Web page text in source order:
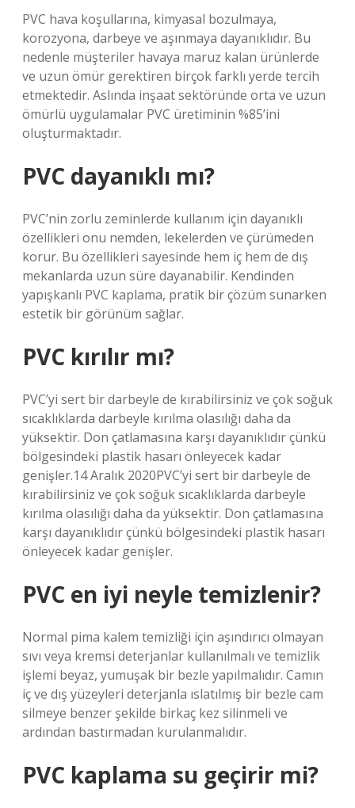
PVC hava koşullarına, kimyasal bozulmaya,
korozyona, darbeye ve aşınmaya dayanıklıdır. Bu
nedenle müşteriler havaya maruz kalan ürünlerde
ve uzun ömür gerektiren birçok farklı yerde tercih
etmektedir. Aslında inşaat sektöründe orta ve uzun
ömürlü uygulamalar PVC üretiminin %85’ini
oluşturmaktadır.
PVC dayanıklı mı?
PVC’nin zorlu zeminlerde kullanım için dayanıklı
özellikleri onu nemden, lekelerden ve çürümeden
korur. Bu özellikleri sayesinde hem iç hem de dış
mekanlarda uzun süre dayanabilir. Kendinden
yapışkanlı PVC kaplama, pratik bir çözüm sunarken
estetik bir görünüm sağlar.
PVC kırılır mı?
PVC’yi sert bir darbeyle de kırabilirsiniz ve çok soğuk
sıcaklıklarda darbeyle kırılma olasılığı daha da
yüksektir. Don çatlamasına karşı dayanıklıdır çünkü
bölgesindeki plastik hasarı önleyecek kadar
genişler.14 Aralık 2020PVC’yi sert bir darbeyle de
kırabilirsiniz ve çok soğuk sıcaklıklarda darbeyle
kırılma olasılığı daha da yüksektir. Don çatlamasına
karşı dayanıklıdır çünkü bölgesindeki plastik hasarı
önleyecek kadar genişler.
PVC en iyi neyle temizlenir?
Normal pima kalem temizliği için aşındırıcı olmayan
sıvı veya kremsi deterjanlar kullanılmalı ve temizlik
işlemi beyaz, yumuşak bir bezle yapılmalıdır. Camın
iç ve dış yüzeyleri deterjanla ıslatılmış bir bezle cam
silmeye benzer şekilde birkaç kez silinmeli ve
ardından bastırmadan kurulanmalıdır.
PVC kaplama su geçirir mi?